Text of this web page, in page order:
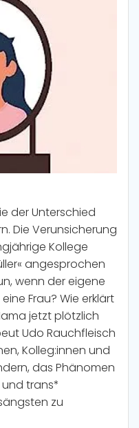
der Unterschied
Die Verunsicherung
Kollege
angesprochen
wenn der eigene
Frau? Wie erklärt
jetzt plötzlich
Udo Rauchfleisch
Kolleg:innen und
das Phänomen
trans*
zu